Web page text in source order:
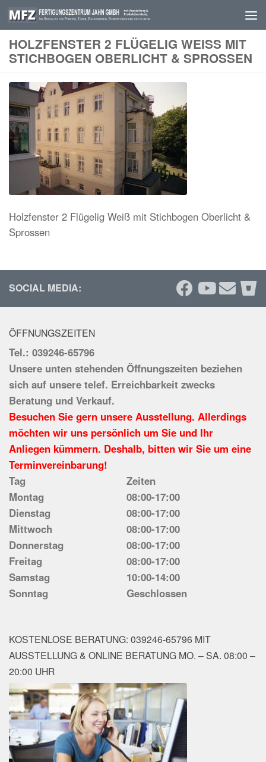
Skip to content
HOLZFENSTER 2 FLÜGELIG WEISS MIT S
TICHBOGEN OBERLICHT & SPROSSEN
Holzfenster 2 Flügelig Weiß mit Stichbogen Oberlicht &
Sprossen
SOCIAL MEDIA:
ÖFFNUNGSZEITEN
Tel.: 039246-65796
Unsere unten stehenden Öffnungszeiten beziehen
sich auf unsere telef. Erreichbarkeit zwecks
Beratung und Verkauf.
Besuchen Sie gern unsere Ausstellung. Allerdings
möchten wir uns persönlich um Sie und Ihr
Anliegen kümmern. Deshalb, bitten wir Sie um eine
Terminvereinbarung!
Tag
Zeiten
Montag
08:00-17:00
Dienstag
08:00-17:00
Mittwoch
08:00-17:00
Donnerstag
08:00-17:00
Freitag
08:00-17:00
Samstag
10:00-14:00
Sonntag
Geschlossen
KOSTENLOSE BERATUNG: 039246-65796 MIT
AUSSTELLUNG & ONLINE BERATUNG MO. – SA. 08:00 –
20:00 UHR